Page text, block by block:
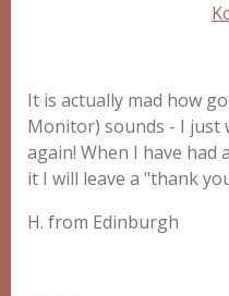
It is actually mad how
Monitor) sounds - I just
again! When I have had
it I will leave a "thank
H. from Edinburgh